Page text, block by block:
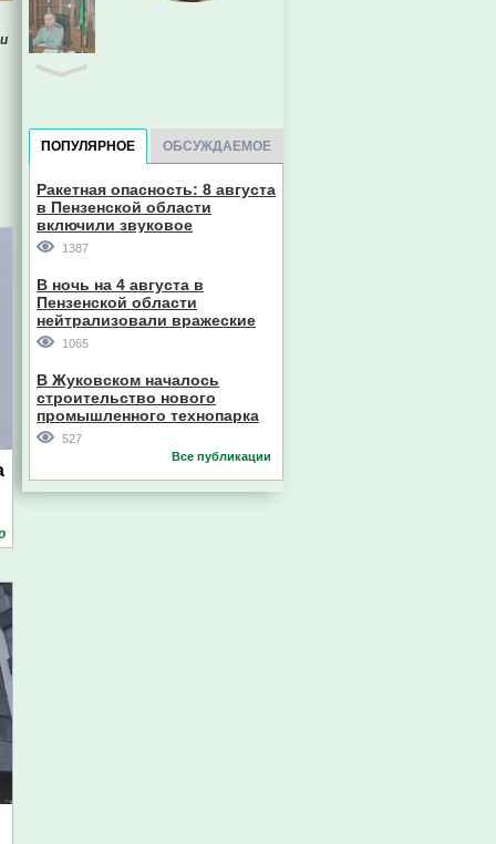
Евгений Пазечко
Главный судебный пристав
Пензенской области
ПОПУЛЯРНОЕ ОБСУЖДАЕМОЕ
Ракетная опасность: 8 августа
в Пензенской области
включили звуковое
оповещение
1387
В ночь на 4 августа в
Пензенской области
нейтрализовали вражеские
дроны
1065
В Жуковском началось
строительство нового
промышленного технопарка
527
Все публикации